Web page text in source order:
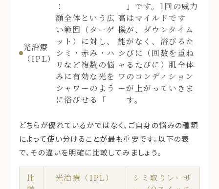
光治療
（IPL）
：
顔全体という広
い範囲（ターゲ
ット）に対し、
シミ・赤み・ハ
リなど複数の悩
みに有効な光を
シャワーのよう
に浴びせる「
高
機
能
シ
ャ
ワ
ー
」です。1回の威力
はマイルドです
が、ダウンタイム
がなく、浴びるた
びに（回数を重ね
るたびに）肌全体
のコンディション
が上がっていきま
す。
どちらが優れているかではなく、 ご自身の悩みの種類
によって使い分ける ことが最も重要です。以下の表
で、その違いを明確に比較してみましょう。
比
光治療（IPL）
シミ取りレーザ